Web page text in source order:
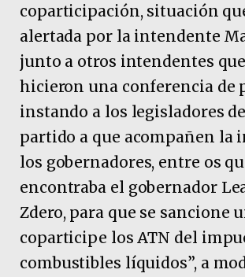
coparticipación, situación
alertada por la intendente
junto a otros intendentes
hicieron una conferencia de
instando a los legisladores
partido a que acompañen la
los gobernadores, entre os
encontraba el gobernador
Zdero, para que se sancione
coparticipe los ATN del
combustibles líquidos”, a